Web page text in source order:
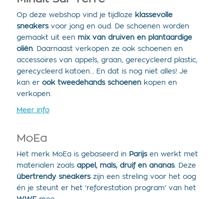
Op deze webshop vind je tijdloze klassevolle
sneakersvoor jong en oud. De schoenen worden
gemaakt uit een mix van druiven en plantaardige
oliën. Daarnaast verkopen ze ook schoenen en
accessoires van appels, graan, gerecycleerd plastic,
gerecycleerd katoen… En dat is nog niet alles! Je
kan er ook tweedehands schoenenkopen en
verkopen.
Meer info
MoEa
Het merk MoEa is gebaseerd in Parijsen werkt met
materialen zoals appel, maïs, druif en ananas. Deze
übertrendy sneakerszijn een streling voor het oog
én je steunt er het ‘reforestation program’ van het